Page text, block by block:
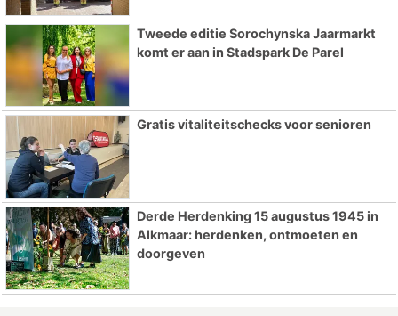
Tweede editie Sorochynska Jaarmarkt
komt er aan in Stadspark De Parel
Gratis vitaliteitschecks voor senioren
Derde Herdenking 15 augustus 1945 in
Alkmaar: herdenken, ontmoeten en
doorgeven